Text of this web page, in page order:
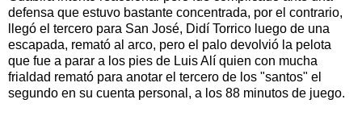
defensa que estuvo bastante concentrada, por el contrario,
llegó el tercero para San José, Didí Torrico luego de una
escapada, remató al arco, pero el palo devolvió la pelota
que fue a parar a los pies de Luis Alí quien con mucha
frialdad remató para anotar el tercero de los "santos" el
segundo en su cuenta personal, a los 88 minutos de juego.